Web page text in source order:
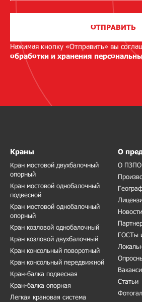
ОТПРАВИТЬ
Нажимая кнопку «Отправить» вы
обработки и хранения
Краны
Кран мостовой двухбалочный
опорный
Кран мостовой однобалочный
подвесной
Кран мостовой однобалочный
опорный
Кран козловой однобалочный
Кран козловой двухбалочный
Кран консольный поворотный
Кран консольный передвижной
Кран-балка подвесная
Кран-балка опорная
Легкая крановая система
О
О ПЗПО
Новости
ГОСТы
Статьи